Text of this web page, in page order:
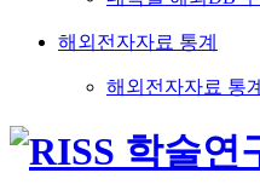
해외전자자료 통계
해외전자자료 통계